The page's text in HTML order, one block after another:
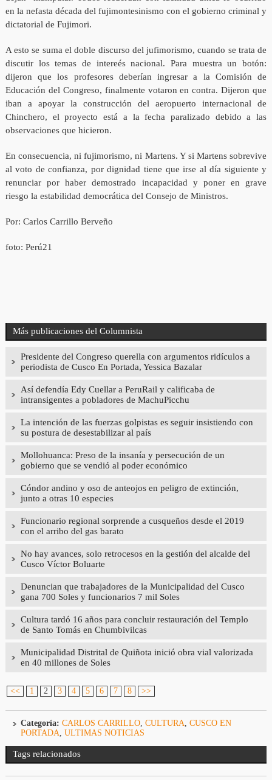
en la nefasta década del fujimontesinismo con el gobierno criminal y
dictatorial de Fujimori.
A esto se suma el doble discurso del jufimorismo, cuando se trata de
discutir los temas de intereés nacional. Para muestra un botón:
dijeron que los profesores deberían ingresar a la Comisión de
Educación del Congreso, finalmente votaron en contra. Dijeron que
iban a apoyar la construcción del aeropuerto internacional de
Chinchero, el proyecto está a la fecha paralizado debido a las
observaciones que hicieron.
En consecuencia, ni fujimorismo, ni Martens. Y si Martens sobrevive
al voto de confianza, por dignidad tiene que irse al día siguiente y
renunciar por haber demostrado incapacidad y poner en grave
riesgo la estabilidad democrática del Consejo de Ministros.
Por: Carlos Carrillo Berveño
foto: Perú21
Más publicaciones del Columnista
Presidente del Congreso querella con argumentos ridículos a
periodista de Cusco En Portada, Yessica Bazalar
Así defendía Edy Cuellar a PeruRail y calificaba de
intransigentes a pobladores de MachuPicchu
La intención de las fuerzas golpistas es seguir insistiendo con
su postura de desestabilizar al país
Mollohuanca: Preso de la insanía y persecución de un
gobierno que se vendió al poder económico
Cóndor andino y oso de anteojos en peligro de extinción,
junto a otras 10 especies
Funcionario regional sorprende a cusqueños desde el 2019
con el arribo del gas barato
No hay avances, solo retrocesos en la gestión del alcalde del
Cusco Víctor Boluarte
Denuncian que trabajadores de la Municipalidad del Cusco
gana 700 Soles y funcionarios 7 mil Soles
Cultura tardó 16 años para concluir restauración del Templo
de Santo Tomás en Chumbivilcas
Municipalidad Distrital de Quiñota inició obra vial valorizada
en 40 millones de Soles
<< 1 2 3 4 5 6 7 8 >>
Categoría: CARLOS CARRILLO, CULTURA, CUSCO EN
PORTADA, ULTIMAS NOTICIAS
Tags relacionados